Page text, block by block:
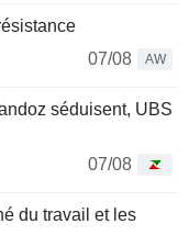
07/08
AW
séduisent, UBS
07/08
du travail et les